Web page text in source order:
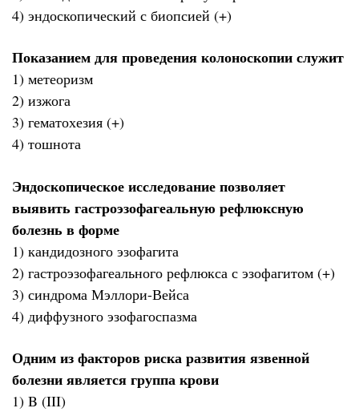
4) эндоскопический с биопсией (+)
Показанием для проведения колоноскопии служит
1) метеоризм
2) изжога
3) гематохезия (+)
4) тошнота
Эндоскопическое исследование позволяет
выявить гастроэзофагеальную рефлюксную
болезнь в форме
1) кандидозного эзофагита
2) гастроэзофагеального рефлюкса с эзофагитом (+)
3) синдрома Мэллори-Вейса
4) диффузного эзофагоспазма
Одним из факторов риска развития язвенной
болезни является группа крови
1) B (III)